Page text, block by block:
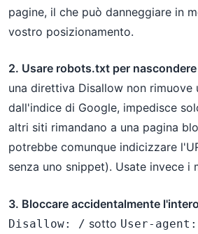
pagine, il che può danneggiare in
vostro posizionamento.
2. Usare robots.txt per
una direttiva Disallow non rimuove
dall'indice di Google, impedisce
altri siti rimandano a una pagina
potrebbe comunque indicizzare
senza uno snippet). Usate invece i
3. Bloccare accidentalmente
Disallow: / sotto User-